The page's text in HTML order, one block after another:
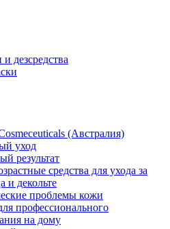
дезсредства
(Австралия)
уход
результат
средства для ухода за
и декольте
проблемы кожи
профессионального
на дому